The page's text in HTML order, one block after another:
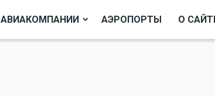
АВИАКОМПАНИИ АЭРОПОРТЫ О